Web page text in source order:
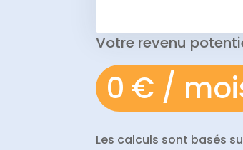
Votre revenu
0 € /
Les calculs sont basés